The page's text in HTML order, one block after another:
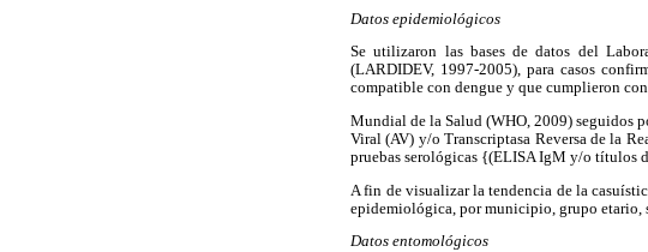
Datos epidemiológicos
Se utilizaron las bases de datos del
(LARDIDEV, 1997-2005), para casos
compatible con dengue y que cumplieron
Mundial de la Salud (WHO, 2009) seguidos
Viral (AV) y/o Transcriptasa Reversa de la
pruebas serológicas {(ELISA IgM y/o títulos
A fin de visualizar la tendencia de la
epidemiológica, por municipio, grupo etario,
Datos entomológicos